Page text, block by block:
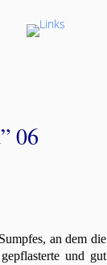
06
an dem die
und gut